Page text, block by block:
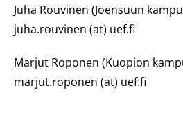
Juha Rouvinen (Joensuun
juha.rouvinen (at) uef.fi
Marjut Roponen (Kuopion
marjut.roponen (at) uef.fi